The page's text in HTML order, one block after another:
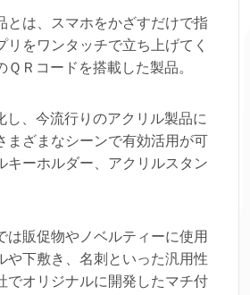
とは、スマホをかざすだけで指
リをワンタッチで立ち上げてく
Ｒコードを搭載した製品。
し、今流行りのアクリル製品に
まざまなシーンで有効活用が可
キーホルダー、アクリルスタン
は販促物やノベルティーに使用
や下敷き、名刺といった汎用性
でオリジナルに開発したマチ付